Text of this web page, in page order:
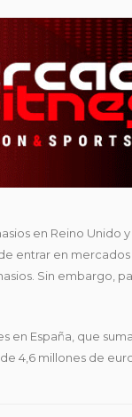
en Reino Unido
entrar en mercados
Sin embargo,
España, que
4,6 millones de